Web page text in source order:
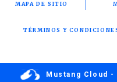
MAPA DE SITIO
TÉRMINOS Y
Mustang Cloud -